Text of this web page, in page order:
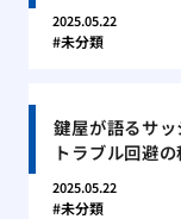
2025.05.22
未分類
鍵屋が語るサ
トラブル回避
2025.05.22
未分類